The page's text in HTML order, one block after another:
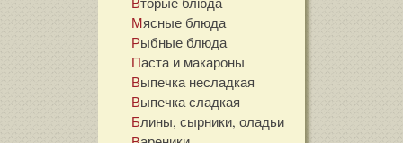
Мясные блюда
Рыбные блюда
Паста и макароны
Выпечка несладкая
Выпечка сладкая
Блины, сырники, оладьи